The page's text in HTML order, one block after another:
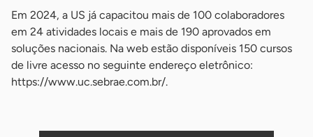
Em 2024, a US já capacitou mais de 100 colaboradores
em 24 atividades locais e mais de 190 aprovados em
soluções nacionais. Na web estão disponíveis 150 cursos
de livre acesso no seguinte endereço eletrônico:
https://www.uc.sebrae.com.br/.